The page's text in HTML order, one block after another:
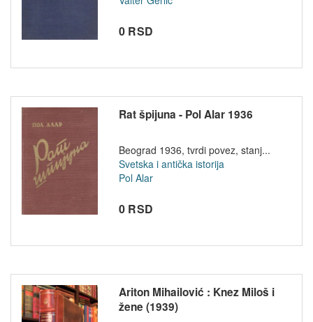
0 RSD
Rat špijuna - Pol Alar 1936
Beograd 1936, tvrdi povez, stanj...
Svetska i antička istorija
Pol Alar
0 RSD
Ariton Mihailović : Knez Miloš i
žene (1939)